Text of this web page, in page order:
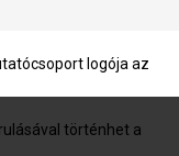
logója az
történhet a